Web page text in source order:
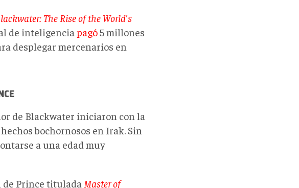
The Rise of the World's
de inteligencia pagó5 millones
desplegar mercenarios en
de Blackwater iniciaron con la
bochornosos en Irak. Sin
a una edad muy
de Prince titulada Master of